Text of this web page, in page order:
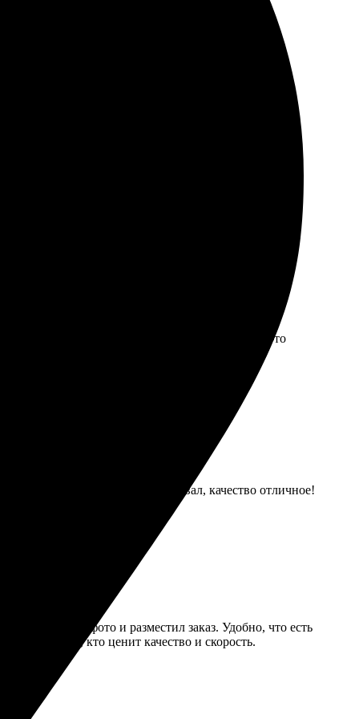
упаковка. Рекомендую друзьям!
порадовало. В срок доставили, всё аккуратно
фото и оформила заказ. Качество печати
моменты. Обязательно еще закажу что-то
отзывчивые. Результат порадовал, качество отличное!
загрузил фото и разместил заказ. Удобно, что есть
тем, кто ценит качество и скорость.